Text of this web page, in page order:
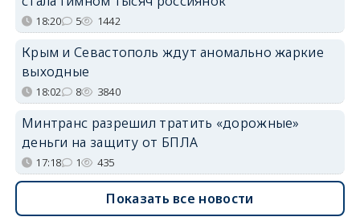
18:20 5 1442
Крым и Севастополь ждут аномально жаркие
выходные
18:02 8 3840
Минтранс разрешил тратить «дорожные»
деньги на защиту от БПЛА
17:18 1 435
Показать все новости